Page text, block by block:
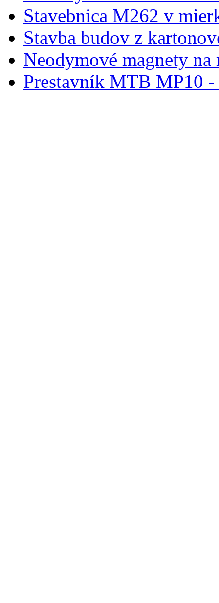
Stavebnica M262 v
Stavba budov z
Neodymové magnety na
Prestavník MTB MP10